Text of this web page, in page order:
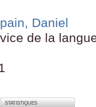
Daniel
de la
STATISTIQUES